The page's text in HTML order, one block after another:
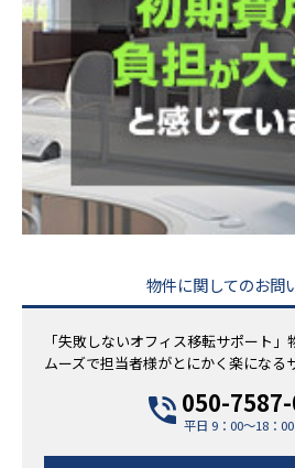
物件に関してのお問
「失敗しないオフィス移転サポート
ムーズで担当者様がとにかく楽になる
050-
平日 9：00～18：00